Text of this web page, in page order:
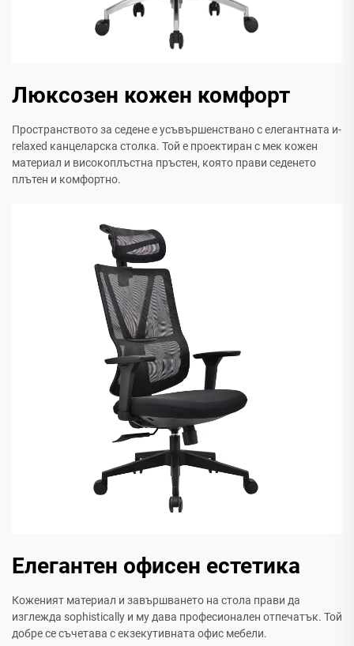
Люксозен кожен комфорт
Пространството за седене е усъвършенствано с елегантната и-
relaxed канцеларска столка. Той е проектиран с мек кожен
материал и високоплъстна пръстен, която прави седенето
плътен и комфортно.
Елегантен офисен естетика
Коженият материал и завършването на стола прави да
изглежда sophistically и му дава професионален отпечатък. Той
добре се съчетава с екзекутивната офис мебели.